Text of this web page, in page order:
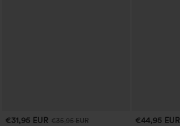
€31,95 EUR €35,95 EUR
€44,95 EUR